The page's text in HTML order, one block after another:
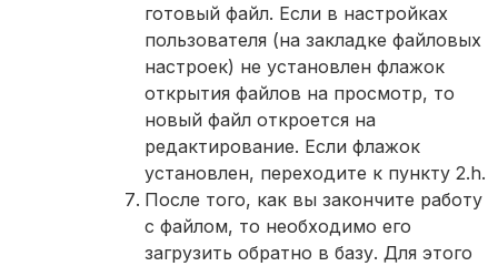
готовый файл. Если в настройках
пользователя (на закладке файловых
настроек) не установлен флажок
открытия файлов на просмотр, то
новый файл откроется на
редактирование. Если флажок
установлен, переходите к пункту 2.h.
После того, как вы закончите работу
с файлом, то необходимо его
загрузить обратно в базу. Для этого